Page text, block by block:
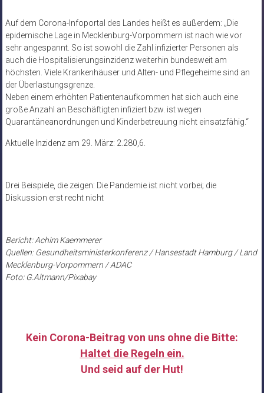
Auf dem Corona-Infoportal des Landes heißt es außerdem: „Die
epidemische Lage in Mecklenburg-Vorpommern ist nach wie vor
sehr angespannt. So ist sowohl die Zahl infizierter Personen als
auch die Hospitalisierungsinzidenz weiterhin bundesweit am
höchsten. Viele Krankenhäuser und Alten- und Pflegeheime sind an
der Überlastungsgrenze.
Neben einem erhöhten Patientenaufkommen hat sich auch eine
große Anzahl an Beschäftigten infiziert bzw. ist wegen
Quarantäneanordnungen und Kinderbetreuung nicht einsatzfähig.“
Aktuelle Inzidenz am 29. März: 2.280,6.
Drei Beispiele, die zeigen: Die Pandemie ist nicht vorbei; die
Diskussion erst recht nicht
Bericht: Achim Kaemmerer
Quellen: Gesundheitsministerkonferenz / Hansestadt Hamburg / Land
Mecklenburg-Vorpommern / ADAC
Foto: G.Altmann/Pixabay
Kein Corona-Beitrag von uns ohne die Bitte:
Haltet die Regeln ein.
Und seid auf der Hut!